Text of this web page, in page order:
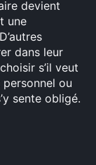
devient
une
dans leur
s’il veut
ou
sente obligé.